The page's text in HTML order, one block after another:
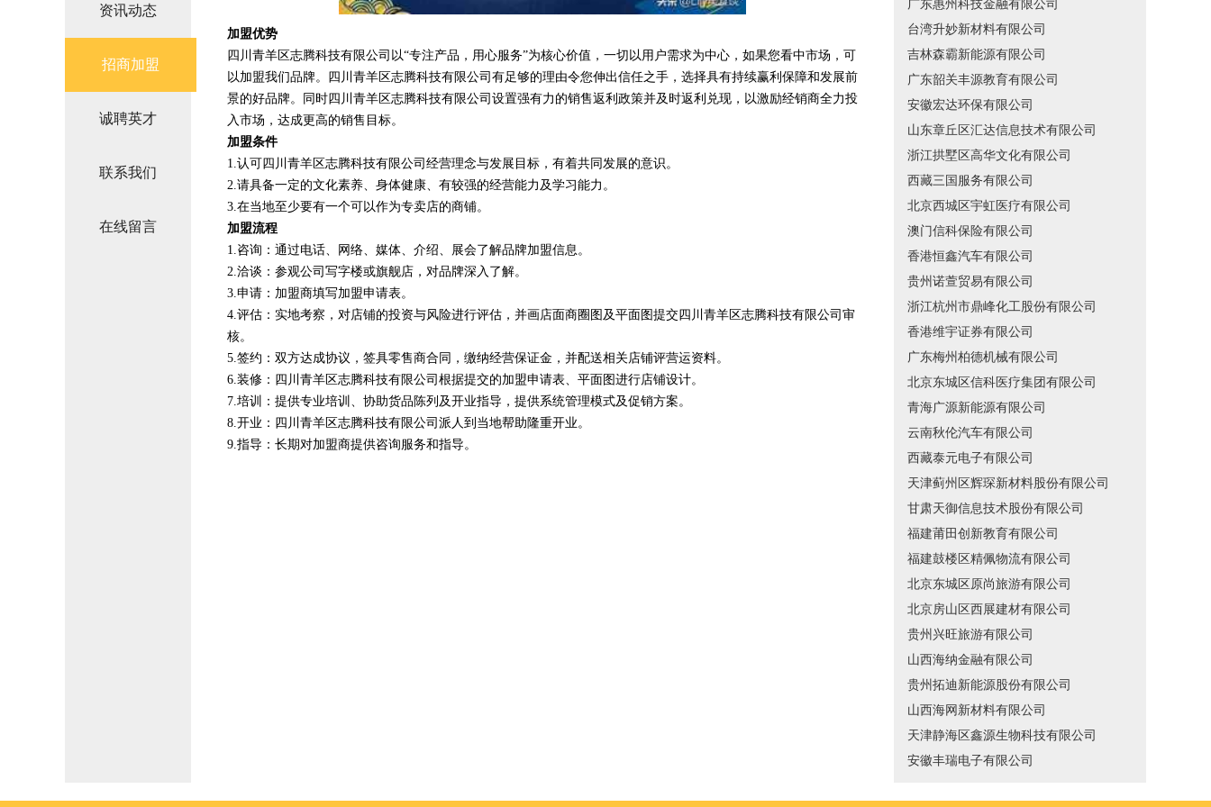
资讯动态
招商加盟
诚聘英才
联系我们
在线留言
加盟优势
四川青羊区志腾科技有限公司以“专注产品，用心服务”为核心价值，一切以用户需求为中心，如果您看中市场，可
以加盟我们品牌。四川青羊区志腾科技有限公司有足够的理由令您伸出信任之手，选择具有持续赢利保障和发展前
景的好品牌。同时四川青羊区志腾科技有限公司设置强有力的销售返利政策并及时返利兑现，以激励经销商全力投
入市场，达成更高的销售目标。
加盟条件
1.认可四川青羊区志腾科技有限公司经营理念与发展目标，有着共同发展的意识。
2.请具备一定的文化素养、身体健康、有较强的经营能力及学习能力。
3.在当地至少要有一个可以作为专卖店的商铺。
加盟流程
1.咨询：通过电话、网络、媒体、介绍、展会了解品牌加盟信息。
2.洽谈：参观公司写字楼或旗舰店，对品牌深入了解。
3.申请：加盟商填写加盟申请表。
4.评估：实地考察，对店铺的投资与风险进行评估，并画店面商圈图及平面图提交四川青羊区志腾科技有限公司审
核。
5.签约：双方达成协议，签具零售商合同，缴纳经营保证金，并配送相关店铺评营运资料。
6.装修：四川青羊区志腾科技有限公司根据提交的加盟申请表、平面图进行店铺设计。
7.培训：提供专业培训、协助货品陈列及开业指导，提供系统管理模式及促销方案。
8.开业：四川青羊区志腾科技有限公司派人到当地帮助隆重开业。
9.指导：长期对加盟商提供咨询服务和指导。
广东惠州科技金融有限公司
台湾升妙新材料有限公司
吉林森霸新能源有限公司
广东韶关丰源教育有限公司
安徽宏达环保有限公司
山东章丘区汇达信息技术有限公司
浙江拱墅区高华文化有限公司
西藏三国服务有限公司
北京西城区宇虹医疗有限公司
澳门信科保险有限公司
香港恒鑫汽车有限公司
贵州诺萱贸易有限公司
浙江杭州市鼎峰化工股份有限公司
香港维宇证券有限公司
广东梅州柏德机械有限公司
北京东城区信科医疗集团有限公司
青海广源新能源有限公司
云南秋伦汽车有限公司
西藏泰元电子有限公司
天津蓟州区辉琛新材料股份有限公司
甘肃天御信息技术股份有限公司
福建莆田创新教育有限公司
福建鼓楼区精佩物流有限公司
北京东城区原尚旅游有限公司
北京房山区西展建材有限公司
贵州兴旺旅游有限公司
山西海纳金融有限公司
贵州拓迪新能源股份有限公司
山西海网新材料有限公司
天津静海区鑫源生物科技有限公司
安徽丰瑞电子有限公司